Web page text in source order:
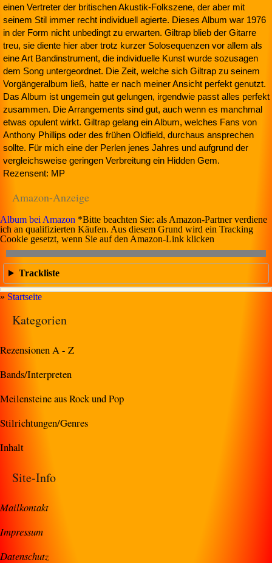
einen Vertreter der britischen Akustik-Folkszene, der aber mit
seinem Stil immer recht individuell agierte. Dieses Album war 1976
in der Form nicht unbedingt zu erwarten. Giltrap blieb der Gitarre
treu, sie diente hier aber trotz kurzer Solosequenzen vor allem als
eine Art Bandinstrument, die individuelle Kunst wurde sozusagen
dem Song untergeordnet. Die Zeit, welche sich Giltrap zu seinem
Vorgängeralbum ließ, hatte er nach meiner Ansicht perfekt genutzt.
Das Album ist ungemein gut gelungen, irgendwie passt alles perfekt
zusammen. Die Arrangements sind gut, auch wenn es manchmal
etwas opulent wirkt. Giltrap gelang ein Album, welches Fans von
Anthony Phillips oder des frühen Oldfield, durchaus ansprechen
sollte. Für mich eine der Perlen jenes Jahres und aufgrund der
vergleichsweise geringen Verbreitung ein Hidden Gem.
Rezensent: MP
Amazon-Anzeige
Album bei Amazon *Bitte beachten Sie: als Amazon-Partner verdiene
ich an qualifizierten Käufen. Aus diesem Grund wird ein Tracking
Cookie gesetzt, wenn Sie auf den Amazon-Link klicken
Trackliste
» Startseite
Kategorien
Rezensionen A - Z
Bands/Interpreten
Meilensteine aus Rock und Pop
Stilrichtungen/Genres
Inhalt
Site-Info
Mailkontakt
Impressum
Datenschutz